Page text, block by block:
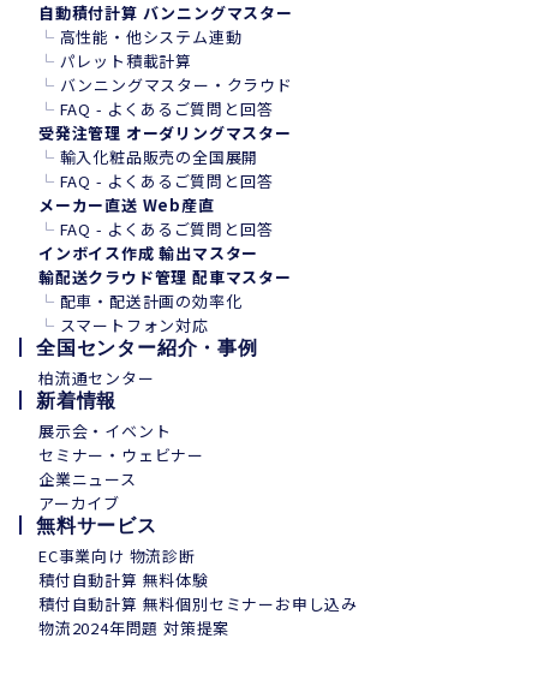
自動積付計算 バンニングマスター
└ 高性能・他システム連動
└ パレット積載計算
└ バンニングマスター・クラウド
└ FAQ - よくあるご質問と回答
受発注管理 オーダリングマスター
└ 輸入化粧品販売の全国展開
└ FAQ - よくあるご質問と回答
メーカー直送 Web産直
└ FAQ - よくあるご質問と回答
インボイス作成 輸出マスター
輸配送クラウド管理 配車マスター
└ 配車・配送計画の効率化
└ スマートフォン対応
全国センター紹介・事例
柏流通センター
新着情報
展示会・イベント
セミナー・ウェビナー
企業ニュース
アーカイブ
無料サービス
EC事業向け 物流診断
積付自動計算 無料体験
積付自動計算 無料個別セミナーお申し込み
物流2024年問題 対策提案